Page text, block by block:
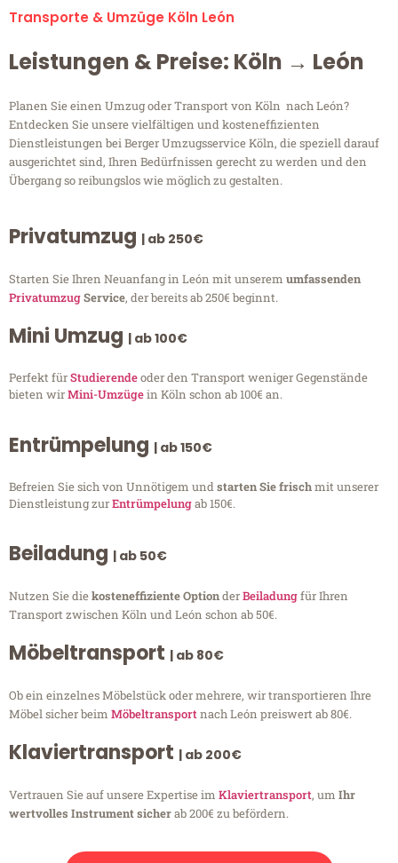
Transporte & Umzüge Köln León
Leistungen & Preise: Köln → León
Planen Sie einen Umzug oder Transport von Köln nach León?
Entdecken Sie unsere vielfältigen und kosteneffizienten
Dienstleistungen bei Berger Umzugsservice Köln, die speziell darauf
ausgerichtet sind, Ihren Bedürfnissen gerecht zu werden und den
Übergang so reibungslos wie möglich zu gestalten.
Privatumzug | ab 250€
Starten Sie Ihren Neuanfang in León mit unserem umfassenden
PrivatumzugService, der bereits ab 250€ beginnt.
Mini Umzug | ab 100€
Perfekt fürStudierendeoder den Transport weniger Gegenstände
bieten wirMini-Umzügein Köln schon ab 100€ an.
Entrümpelung | ab 150€
Befreien Sie sich von Unnötigem undstarten Sie frischmit unserer
Dienstleistung zurEntrümpelungab 150€.
Beiladung | ab 50€
Nutzen Sie diekosteneffiziente OptionderBeiladungfür Ihren
Transport zwischen Köln und León schon ab 50€.
Möbeltransport | ab 80€
Ob ein einzelnes Möbelstück oder mehrere, wir transportieren Ihre
Möbel sicher beim Möbeltransportnach León preiswert ab 80€.
Klaviertransport | ab 200€
Vertrauen Sie auf unsere Expertise im Klaviertransport, um Ihr
wertvolles Instrument sicherab 200€ zu befördern.